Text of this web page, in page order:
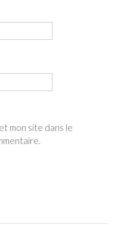
mon site dans le